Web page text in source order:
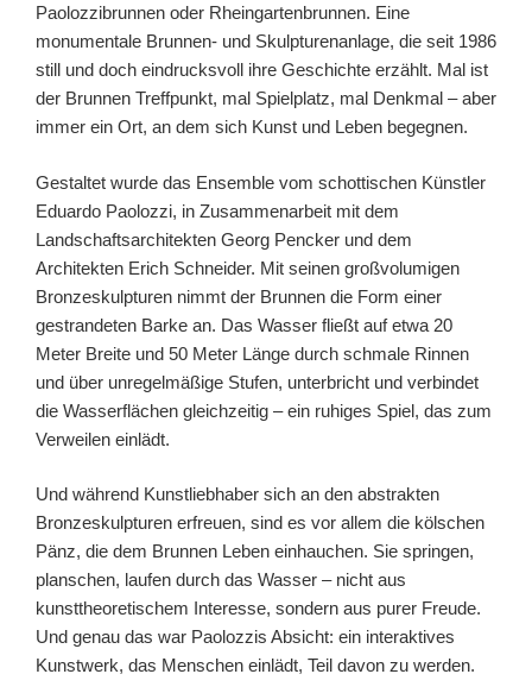
Paolozzibrunnen oder Rheingartenbrunnen. Eine
monumentale Brunnen- und Skulpturenanlage, die seit 1986
still und doch eindrucksvoll ihre Geschichte erzählt. Mal ist
der Brunnen Treffpunkt, mal Spielplatz, mal Denkmal – aber
immer ein Ort, an dem sich Kunst und Leben begegnen.
Gestaltet wurde das Ensemble vom schottischen Künstler
Eduardo Paolozzi, in Zusammenarbeit mit dem
Landschaftsarchitekten Georg Pencker und dem
Architekten Erich Schneider. Mit seinen großvolumigen
Bronzeskulpturen nimmt der Brunnen die Form einer
gestrandeten Barke an. Das Wasser fließt auf etwa 20
Meter Breite und 50 Meter Länge durch schmale Rinnen
und über unregelmäßige Stufen, unterbricht und verbindet
die Wasserflächen gleichzeitig – ein ruhiges Spiel, das zum
Verweilen einlädt.
Und während Kunstliebhaber sich an den abstrakten
Bronzeskulpturen erfreuen, sind es vor allem die kölschen
Pänz, die dem Brunnen Leben einhauchen. Sie springen,
planschen, laufen durch das Wasser – nicht aus
kunsttheoretischem Interesse, sondern aus purer Freude.
Und genau das war Paolozzis Absicht: ein interaktives
Kunstwerk, das Menschen einlädt, Teil davon zu werden.